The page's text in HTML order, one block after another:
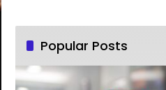
Popular Posts